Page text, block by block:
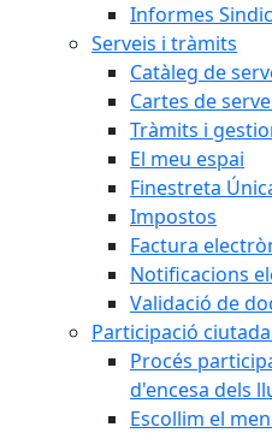
Informes
Serveis i tràmits
Catàleg de
Cartes de
Tràmits i
El meu espai
Finestreta
Impostos
Factura
Notificacions
Validació de
Participació
Procés
d'encesa dels
Escollim el